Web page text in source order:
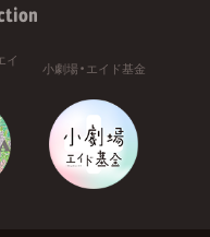
イ
小劇場・エイド基金